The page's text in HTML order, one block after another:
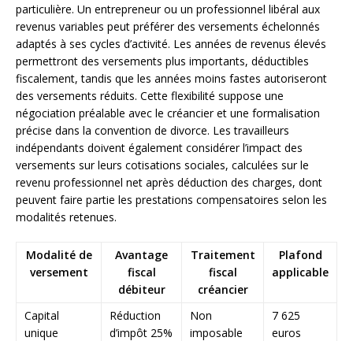
particulière. Un entrepreneur ou un professionnel libéral aux
revenus variables peut préférer des versements échelonnés
adaptés à ses cycles d’activité. Les années de revenus élevés
permettront des versements plus importants, déductibles
fiscalement, tandis que les années moins fastes autoriseront
des versements réduits. Cette flexibilité suppose une
négociation préalable avec le créancier et une formalisation
précise dans la convention de divorce. Les travailleurs
indépendants doivent également considérer l’impact des
versements sur leurs cotisations sociales, calculées sur le
revenu professionnel net après déduction des charges, dont
peuvent faire partie les prestations compensatoires selon les
modalités retenues.
Modalité de
versement
Avantage
fiscal
débiteur
Traitement
fiscal
créancier
Plafond
applicable
Capital
unique
Réduction
d’impôt 25%
Non
imposable
7 625
euros